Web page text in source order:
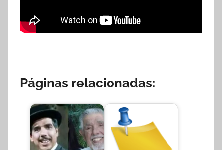
Páginas relacionadas: